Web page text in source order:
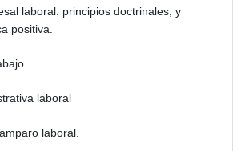
laboral: principios doctrinales, y
positiva.
laboral
laboral.